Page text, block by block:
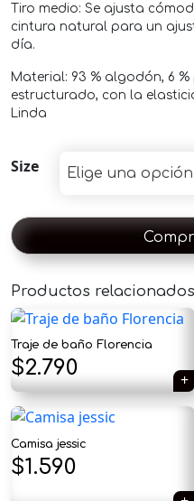
Tiro medio: Se ajusta
cintura natural para un
día.
Material: 93 % algodón, 6
estructurado, con la
Linda
Size
Productos relacionados
Traje de baño Florencia
$2.790
Camisa jessic
El
$1.590El
Tu
Agregá un